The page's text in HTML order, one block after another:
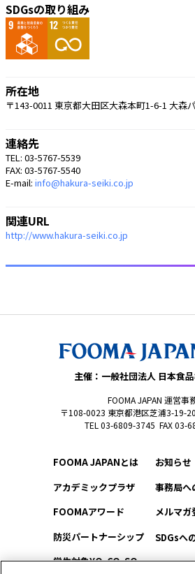
SDGsの取り組み
所在地
〒143-0011 東京都大田区大森本町1-6-1 大
連絡先
TEL: 03-5767-5539
FAX: 03-5767-5540
E-mail: info@hakura-seiki.co.jp
関連URL
http://www.hakura-seiki.co.jp
主催：一般社団法人 日本食
FOOMA JAPAN 運営事
〒108-0023 東京都港区芝浦3-19-
TEL 03-6809-3745 FAX 03-
FOOMA JAPANとは
アカデミックプラザ
FOOMAアワード
防災パートナーシップ
学生対象YO-CO-SO
お知らせ
事務局へ
メルマガ
SDGsへ